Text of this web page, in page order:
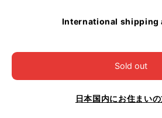
International shipping
Sold out
日本国内にお住まい